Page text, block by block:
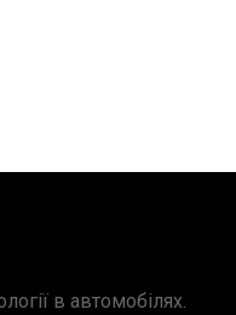
в автомобілях.